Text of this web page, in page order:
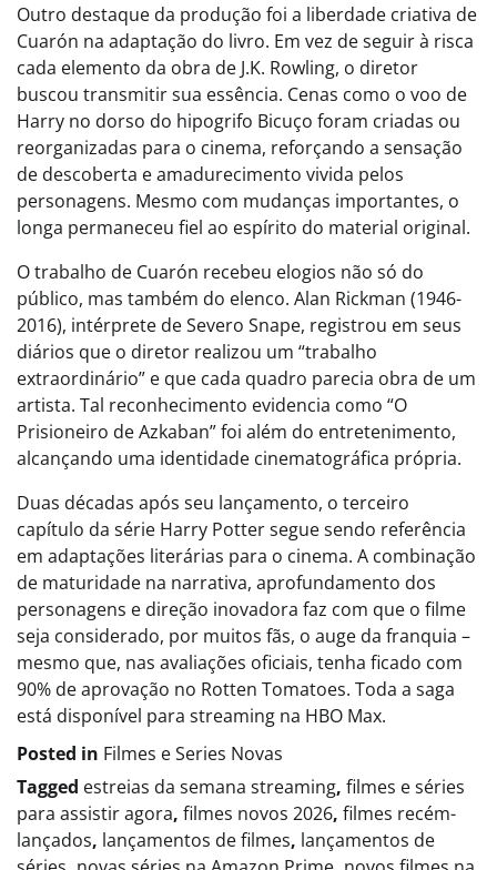
Outro destaque da produção foi a liberdade criativa de
Cuarón na adaptação do livro. Em vez de seguir à risca
cada elemento da obra de J.K. Rowling, o diretor
buscou transmitir sua essência. Cenas como o voo de
Harry no dorso do hipogrifo Bicuço foram criadas ou
reorganizadas para o cinema, reforçando a sensação
de descoberta e amadurecimento vivida pelos
personagens. Mesmo com mudanças importantes, o
longa permaneceu fiel ao espírito do material original.
O trabalho de Cuarón recebeu elogios não só do
público, mas também do elenco. Alan Rickman (1946-
2016), intérprete de Severo Snape, registrou em seus
diários que o diretor realizou um “trabalho
extraordinário” e que cada quadro parecia obra de um
artista. Tal reconhecimento evidencia como “O
Prisioneiro de Azkaban” foi além do entretenimento,
alcançando uma identidade cinematográfica própria.
Duas décadas após seu lançamento, o terceiro
capítulo da série Harry Potter segue sendo referência
em adaptações literárias para o cinema. A combinação
de maturidade na narrativa, aprofundamento dos
personagens e direção inovadora faz com que o filme
seja considerado, por muitos fãs, o auge da franquia –
mesmo que, nas avaliações oficiais, tenha ficado com
90% de aprovação no Rotten Tomatoes. Toda a saga
está disponível para streaming na HBO Max.
Posted in Filmes e Series Novas​
Tagged estreias da semana streaming, filmes e séries
para assistir agora, filmes novos 2026, filmes recém-
lançados, lançamentos de filmes, lançamentos de